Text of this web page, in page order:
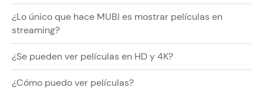
¿Lo único que hace MUBI es mostrar películas en
streaming?
¿Se pueden ver películas en HD y 4K?
¿Cómo puedo ver películas?